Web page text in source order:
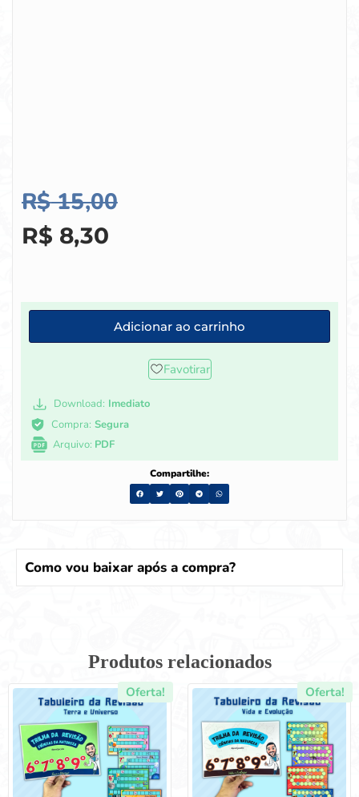
R$15,00
R$ 8,30
Adicionar ao carrinho
Favotirar
Download: Imediato
Compra: Segura
Arquivo: PDF
Compartilhe:
Como vou baixar após a compra?
Produtos relacionados
Oferta! Oferta!